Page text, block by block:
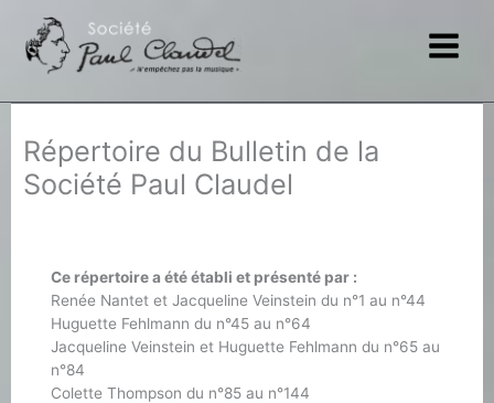
contenu
Répertoire du Bulletin de la
Société Paul Claudel
Ce répertoire a été établi et présenté par :
Renée Nantet et Jacqueline Veinstein du n°1 au n°44
Huguette Fehlmann du n°45 au n°64
Jacqueline Veinstein et Huguette Fehlmann du n°65 au
n°84
Colette Thompson du n°85 au n°144